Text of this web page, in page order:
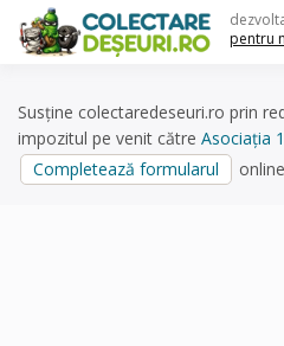
content
pentru
Susține colectaredeseuri.ro prin
impozitul pe venit către Asociația
Completează formularul